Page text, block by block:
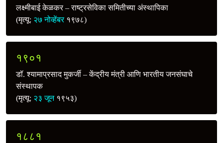
लक्ष्मीबाई केळकर – राष्ट्रसेविका समितीच्या अंस्थापिका
(मृत्यू: २७ नोव्हेंबर१९७८)
१९०१
डॉ. श्यामाप्रसाद मुकर्जी – केंद्रीय मंत्री आणि भारतीय जनसंघाचे
संस्थापक
(मृत्यू: २३ जून१९५३)
१८८१